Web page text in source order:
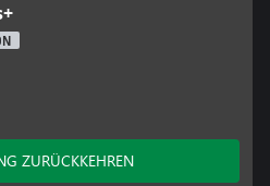
ZURÜCKKEHREN